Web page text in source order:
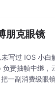
朋克眼镜
写过 IOS 小
责抽帧中继，
一副消费级眼